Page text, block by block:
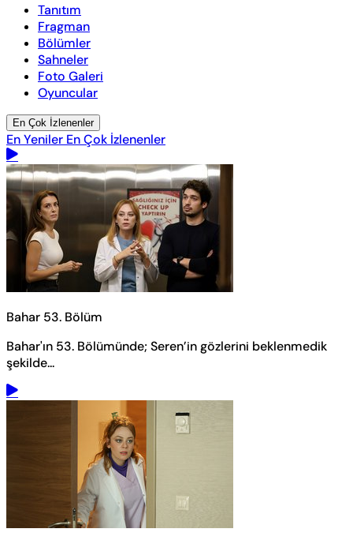
Tanıtım
Fragman
Bölümler
Sahneler
Foto Galeri
Oyuncular
En Çok İzlenenler
En Yeniler En Çok İzlenenler
Bahar 53. Bölüm
Bahar'ın 53. Bölümünde; Seren’in gözlerini beklenmedik
şekilde...